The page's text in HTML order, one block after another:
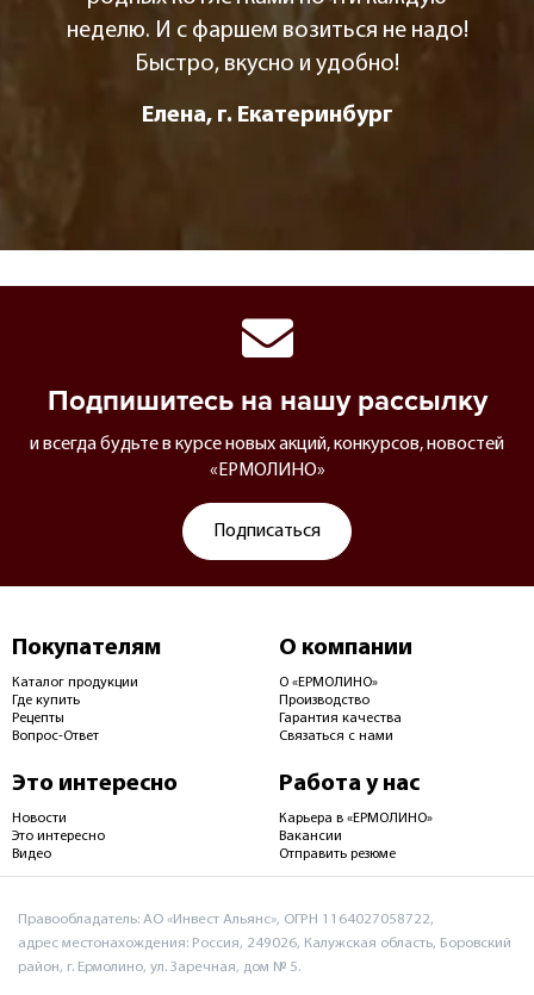
неделю. И с фаршем возиться не надо!
Быстро, вкусно и удобно!
Елена, г. Екатеринбург
Подпишитесь на нашу рассылку
и всегда будьте в курсе новых акций, конкурсов, новостей
«ЕРМОЛИНО»
Подписаться
Покупателям
Каталог продукции
Где купить
Рецепты
Вопрос-Ответ
О компании
О «ЕРМОЛИНО»
Производство
Гарантия качества
Связаться с нами
Это интересно
Новости
Это интересно
Видео
Работа у нас
Карьера в «ЕРМОЛИНО»
Вакансии
Отправить резюме
Правообладатель: АО «Инвест Альянс», ОГРН 1164027058722,
адрес местонахождения: Россия, 249026, Калужская область, Боровский
район, г. Ермолино, ул. Заречная, дом № 5.